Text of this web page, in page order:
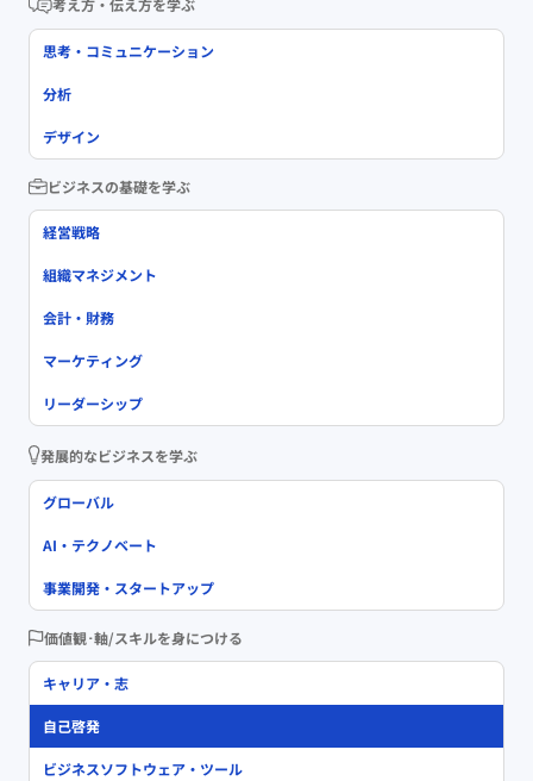
考え方・伝え方を学ぶ
思考・コミュニケーション
分析
デザイン
ビジネスの基礎を学ぶ
経営戦略
組織マネジメント
会計・財務
マーケティング
リーダーシップ
発展的なビジネスを学ぶ
グローバル
AI・テクノベート
事業開発・スタートアップ
価値観･軸/スキルを身につける
キャリア・志
自己啓発
ビジネスソフトウェア・ツール